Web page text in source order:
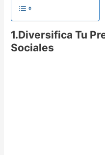
1.Diversifica Tu
Sociales